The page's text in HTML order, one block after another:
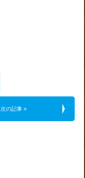
次の記事 »